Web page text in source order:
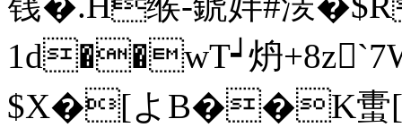
1 d��wT┙炿
$X�[よB��K蟗[